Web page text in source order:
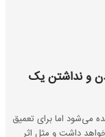
و نداشتن یک
می‌شود اما برای تعمیق
داشت و مثل اثر